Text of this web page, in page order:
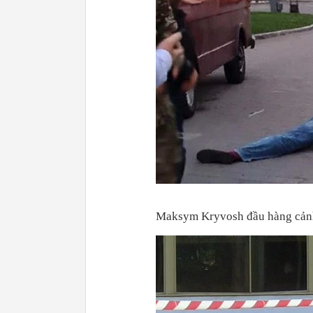
Maksym Kryvosh đầu hàng